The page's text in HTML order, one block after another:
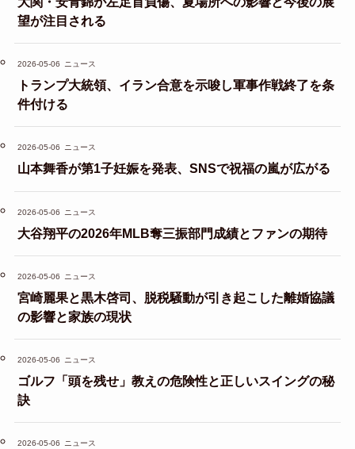
望が注目される
2026-05-06 ニュース
トランプ大統領、イラン合意を示唆し軍事作戦終了を条
件付ける
2026-05-06 ニュース
山本舞香が第1子妊娠を発表、SNSで祝福の嵐が広がる
2026-05-06 ニュース
大谷翔平の2026年MLB奪三振部門成績とファンの期待
2026-05-06 ニュース
宮崎麗果と黒木啓司、脱税騒動が引き起こした離婚協議
の影響と家族の現状
2026-05-06 ニュース
ゴルフ「頭を残せ」教えの危険性と正しいスイングの秘
訣
2026-05-06 ニュース